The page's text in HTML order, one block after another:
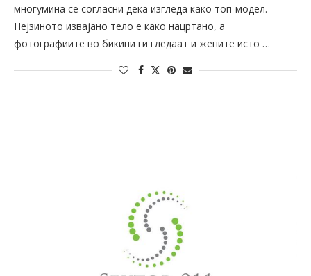
многумина се согласни дека изгледа како топ-модел.
Нејзиното извајано тело е како нацртано, а
фотографиите во бикини ги гледаат и жените исто …